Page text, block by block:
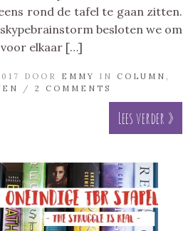
rond de tafel te gaan zitten.
besloten we om
elkaar […]
DOOR EMMY IN COLUMN
/ 2 COMMENTS
Lees verder »